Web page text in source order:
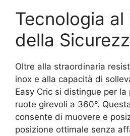
Tecnologia al
della
Oltre alla straordinaria
inox e alla capacità di
Easy Cric si distingue per la
ruote girevoli a 360°.
consente di muovere e
posizione ottimale senza